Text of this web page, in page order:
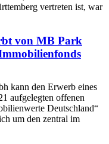
vertreten ist, war
von MB Park
kann den Erwerb eines
aufgelegten offenen
Deutschland“
um den zentral im